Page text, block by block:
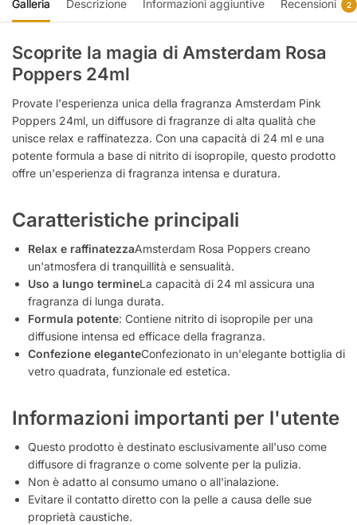
Galleria Descrizione Informazioni aggiuntive Recensioni 2
Scoprite la magia di Amsterdam Rosa
Poppers 24ml
Provate l'esperienza unica della fragranza Amsterdam Pink
Poppers 24ml, un diffusore di fragranze di alta qualità che
unisce relax e raffinatezza. Con una capacità di 24 ml e una
potente formula a base di nitrito di isopropile, questo prodotto
offre un'esperienza di fragranza intensa e duratura.
Caratteristiche principali
Relax e raffinatezzaAmsterdam Rosa Poppers creano
un'atmosfera di tranquillità e sensualità.
Uso a lungo termineLa capacità di 24 ml assicura una
fragranza di lunga durata.
Formula potente: Contiene nitrito di isopropile per una
diffusione intensa ed efficace della fragranza.
Confezione eleganteConfezionato in un'elegante bottiglia di
vetro quadrata, funzionale ed estetica.
Informazioni importanti per l'utente
Questo prodotto è destinato esclusivamente all'uso come
diffusore di fragranze o come solvente per la pulizia.
Non è adatto al consumo umano o all'inalazione.
Evitare il contatto diretto con la pelle a causa delle sue
proprietà caustiche.